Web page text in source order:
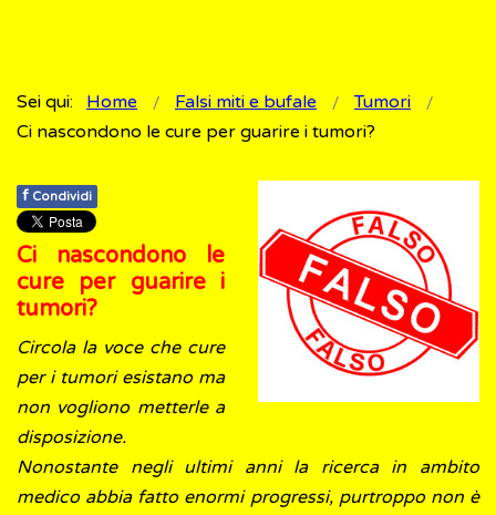
Sei qui: Home Falsi miti e bufale
Tumori
Ci nascondono le cure per guarire i tumori?
f Condividi
Ci nascondono le
cure per guarire i
tumori?
Circola la voce che cure
per i tumori esistano ma
non vogliono metterle a
disposizione.
Nonostante negli ultimi anni la ricerca in ambito
medico abbia fatto enormi progressi, purtroppo non è